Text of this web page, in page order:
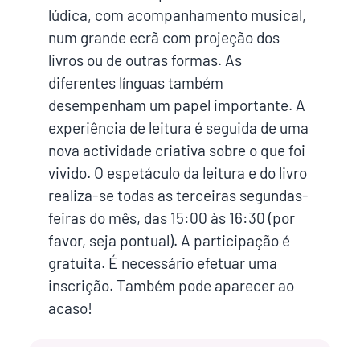
lúdica, com acompanhamento musical,
num grande ecrã com projeção dos
livros ou de outras formas. As
diferentes línguas também
desempenham um papel importante. A
experiência de leitura é seguida de uma
nova actividade criativa sobre o que foi
vivido. O espetáculo da leitura e do livro
realiza-se todas as terceiras segundas-
feiras do mês, das 15:00 às 16:30 (por
favor, seja pontual). A participação é
gratuita. É necessário efetuar uma
inscrição. Também pode aparecer ao
acaso!